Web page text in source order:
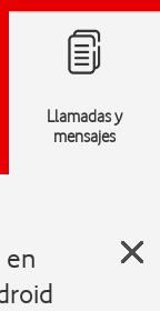
Llamadas y
mensajes
en